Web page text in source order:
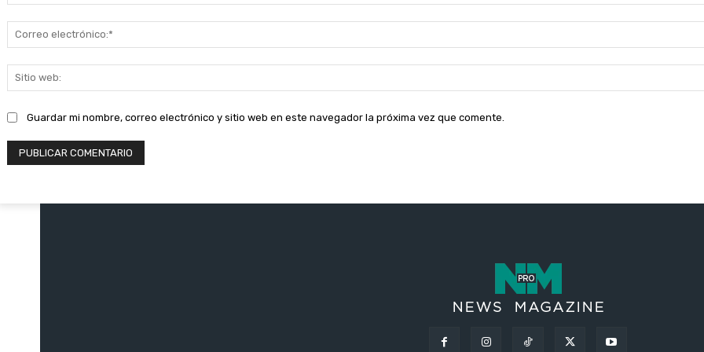
Guardar mi nombre, correo electrónico y sitio web en este navegador la próxima vez que comente.